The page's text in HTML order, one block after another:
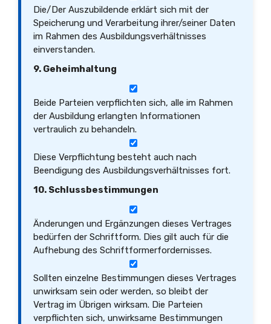
Die/Der Auszubildende erklärt sich mit der
Speicherung und Verarbeitung ihrer/seiner Daten
im Rahmen des Ausbildungsverhältnisses
einverstanden.
9. Geheimhaltung
Beide Parteien verpflichten sich, alle im Rahmen
der Ausbildung erlangten Informationen
vertraulich zu behandeln.
Diese Verpflichtung besteht auch nach
Beendigung des Ausbildungsverhältnisses fort.
10. Schlussbestimmungen
Änderungen und Ergänzungen dieses Vertrages
bedürfen der Schriftform. Dies gilt auch für die
Aufhebung des Schriftformerfordernisses.
Sollten einzelne Bestimmungen dieses Vertrages
unwirksam sein oder werden, so bleibt der
Vertrag im Übrigen wirksam. Die Parteien
verpflichten sich, unwirksame Bestimmungen